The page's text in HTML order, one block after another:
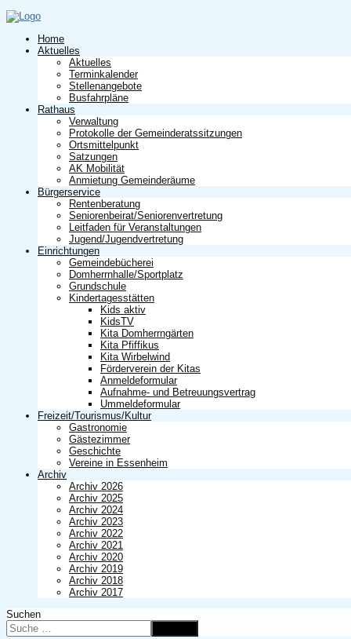
Home
Aktuelles
Aktuelles
Terminkalender
Stellenangebote
Busfahrpläne
Rathaus
Verwaltung
Protokolle der Gemeinderatssitzungen
Ortsmittelpunkt
Satzungen
AK Mobilität
Anmietung Gemeinderäume
Bürgerservice
Rentenberatung
Seniorenbeirat/Seniorenvertretung
Leitfaden für Veranstaltungen
Jugend/Jugendvertretung
Einrichtungen
Gemeindebücherei
Domherrnhalle/Sportplatz
Grundschule
Kindertagesstätten
Kids aktiv
KidsTV
Kita Domherrngärten
Kita Pfiffikus
Kita Wirbelwind
Förderverein der Kitas
Anmeldeformular
Aufnahme- und Betreuungsvertrag
Ummeldeformular
Freizeit/Tourismus/Kultur
Gastronomie
Gästezimmer
Geschichte
Vereine in Essenheim
Archiv
Archiv 2026
Archiv 2025
Archiv 2024
Archiv 2023
Archiv 2022
Archiv 2021
Archiv 2020
Archiv 2019
Archiv 2018
Archiv 2017
Suchen